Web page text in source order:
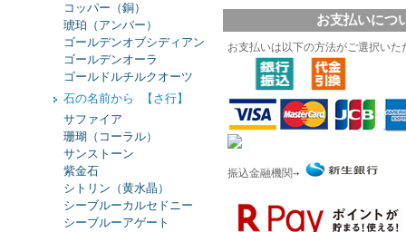
コッパー（銅）
琥珀（アンバー）
ゴールデンオブシディアン
ゴールデンオーラ
ゴールドルチルクオーツ
石の名前から 【さ行】
サファイア
珊瑚（コーラル）
サンストーン
紫金石
シトリン（黄水晶）
シーブルーカルセドニー
シーブルーアゲート
お支払いにつ
お支払いは以下の方法がご選択いた
振込金融機関→